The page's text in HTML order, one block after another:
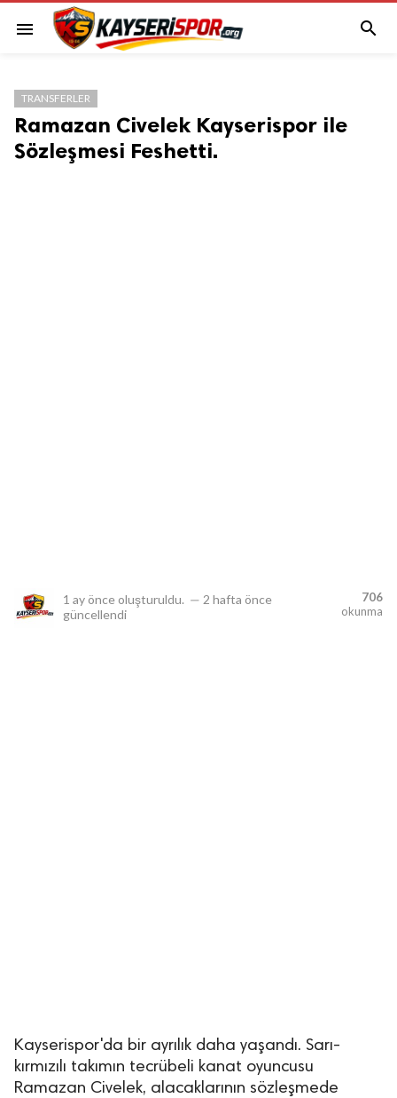
menu 
TRANSFERLER
Ramazan Civelek Kayserispor ile
Sözleşmesi Feshetti.
1 ay önce oluşturuldu. — 2 hafta önce
güncellendi
706
okunma
Kayserispor'da bir ayrılık daha yaşandı. Sarı-
kırmızılı takımın tecrübeli kanat oyuncusu
Ramazan Civelek, alacaklarının sözleşmede